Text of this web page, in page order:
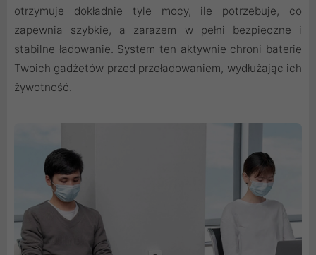
otrzymuje dokładnie tyle mocy, ile potrzebuje, co
zapewnia szybkie, a zarazem w pełni bezpieczne i
stabilne ładowanie. System ten aktywnie chroni baterie
Twoich gadżetów przed przeładowaniem, wydłużając ich
żywotność.